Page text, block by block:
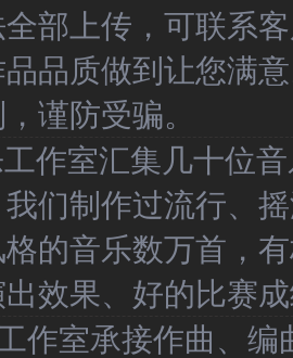
部上传，可联系
品质做到让您满
谨防受骗。
室汇集几十位音
们制作过流行、
的音乐数万首，
效果、好的比赛
室承接作曲、编